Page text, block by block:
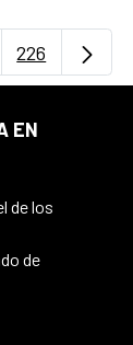
para
Página
226
EN
de los
de